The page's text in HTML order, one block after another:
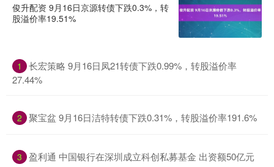
俊升配资 9月16日京源转债下跌0.3%，转
股溢价率19.51%
1
长宏策略 9月16日凤21转债下跌0.99%，转股溢价率
27.44%
2 聚宝盆 9月16日洁特转债下跌0.31%，转股溢价率191.6%
3 盈利通 中国银行在深圳成立科创私募基金 出资额50亿元